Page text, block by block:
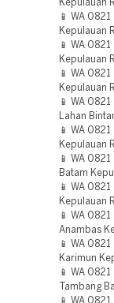
Kepulauan
📱 WA
Kepulauan
📱 WA
Kepulauan
📱 WA
Kepulauan
📱 WA
Lahan
📱 WA
Kepulauan
📱 WA
Batam
📱 WA
Kepulauan
📱 WA
Anambas
📱 WA
Karimun
📱 WA
Tambang
📱 WA